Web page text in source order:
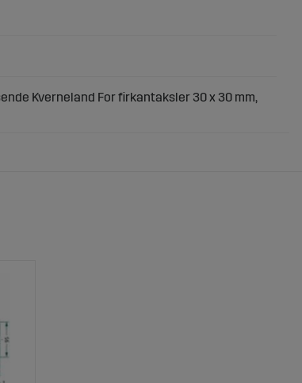
Kverneland For firkantaksler 30 x 30 mm,